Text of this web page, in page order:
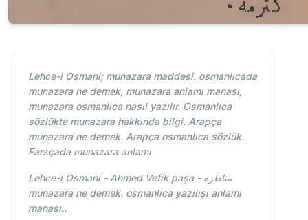
Lehce-i Osmani; munazara maddesi. osmanlıcada
munazara ne demek, munazara anlamı manası,
munazara osmanlıca nasıl yazılır. Osmanlıca
sözlükte munazara hakkında bilgi. Arapça
munazara ne demek. Arapça osmanlıca sözlük.
Farsçada munazara anlamı
Lehce-i Osmani - Ahmed Vefik paşa - مناظره
munazara ne demek. osmanlıca yazılışı anlamı
manası..